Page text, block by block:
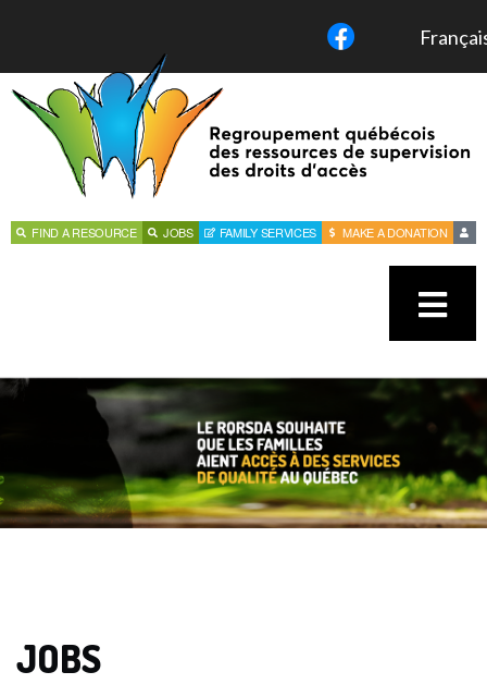
FIND A RESOURCE JOBS FAMILY SERVICES MAKE A DONATION
JOBS